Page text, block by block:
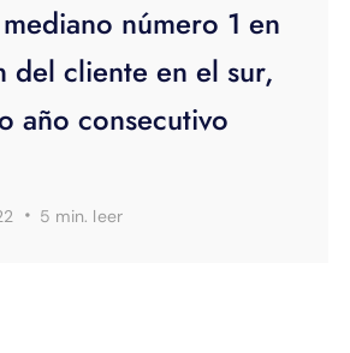
número 1 en
del cliente en el sur,
año consecutivo
· 5 min. leer